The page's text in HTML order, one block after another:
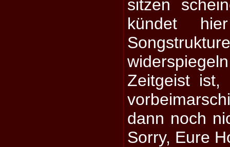
sitzen
kündet
Zeitgeist
dann noch
Sorry, Eure